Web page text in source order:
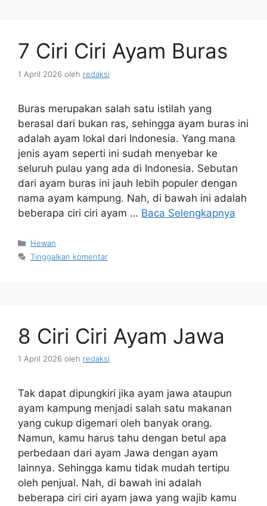
7 Ciri Ciri Ayam Buras
1 April 2026 oleh redaksi
Buras merupakan salah satu istilah yang
berasal dari bukan ras, sehingga ayam buras ini
adalah ayam lokal dari Indonesia. Yang mana
jenis ayam seperti ini sudah menyebar ke
seluruh pulau yang ada di Indonesia. Sebutan
dari ayam buras ini jauh lebih populer dengan
nama ayam kampung. Nah, di bawah ini adalah
beberapa ciri ciri ayam … Baca Selengkapnya
Kategori
Hewan
Tinggalkan komentar
8 Ciri Ciri Ayam Jawa
1 April 2026 oleh redaksi
Tak dapat dipungkiri jika ayam jawa ataupun
ayam kampung menjadi salah satu makanan
yang cukup digemari oleh banyak orang.
Namun, kamu harus tahu dengan betul apa
perbedaan dari ayam Jawa dengan ayam
lainnya. Sehingga kamu tidak mudah tertipu
oleh penjual. Nah, di bawah ini adalah
beberapa ciri ciri ayam jawa yang wajib kamu